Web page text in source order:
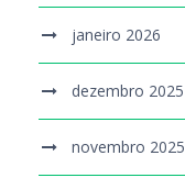
janeiro 2026
dezembro 2025
novembro 2025